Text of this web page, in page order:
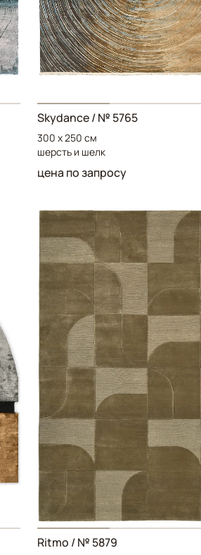
Skydance/ № 5765
300 x 250 см
шерсть и шелк
цена по запросу
Ritmo / № 5879